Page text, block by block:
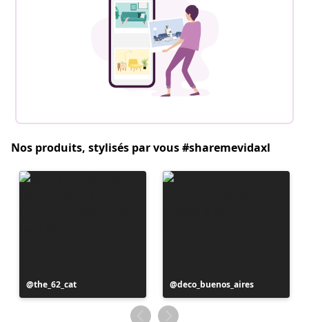
Nos produits, stylisés par vous #sharemevidaxl
Publication
publiée
the_62_cat
Publication
publiée
par
deco_buenos_aires